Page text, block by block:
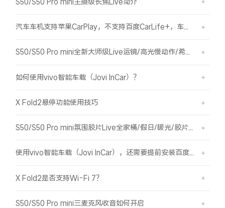
S50/S50 Pro mini全新大师级Live运镜/高光慢动作/希区柯克/变焦运镜简介
如何使用vivo智能车载（Jovi InCar）？
X Fold2悬停功能使用技巧
使用vivo智能车载（Jovi InCar），还需要提前安装百度CarLife+软件吗？
X Fold2是否支持Wi-Fi 7？
S50/S50 Pro mini三麦克风收音如何开启